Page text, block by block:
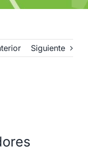
Siguiente